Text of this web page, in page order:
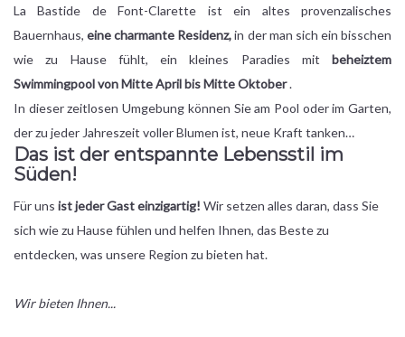
La Bastide de Font-Clarette ist ein altes provenzalisches
Bauernhaus,eine charmante Residenz,in der man sich ein bisschen
wie zu Hause fühlt, ein kleines Paradies mit beheiztem
Swimmingpool von Mitte April bis Mitte Oktober.
In dieser zeitlosen Umgebung können Sie am Pool oder im Garten,
der zu jeder Jahreszeit voller Blumen ist, neue Kraft tanken…
Das ist der entspannte Lebensstil im
Süden!
Für uns ist jeder Gast einzigartig! Wir setzen alles daran, dass Sie
sich wie zu Hause fühlen und helfen Ihnen, das Beste zu
entdecken, was unsere Region zu bieten hat.
Wir bieten Ihnen...